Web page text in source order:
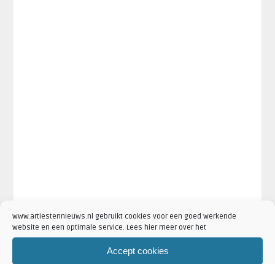
www.artiestennieuws.nl gebruikt cookies voor een goed werkende
website en een optimale service. Lees hier meer over het
Accept cookies